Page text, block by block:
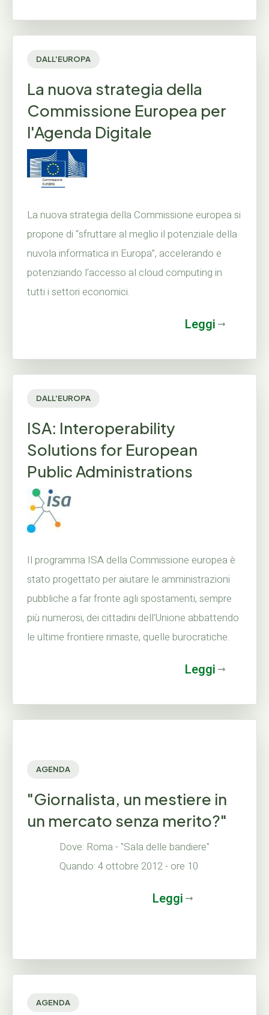
DALL'EUROPA
La nuova strategia della
Commissione Europea per
l'Agenda Digitale
La nuova strategia della Commissione europea si
propone di “sfruttare al meglio il potenziale della
nuvola informatica in Europa”, accelerando e
potenziando l'accesso al cloud computing in
tutti i settori economici.
Leggi
DALL'EUROPA
ISA: Interoperability
Solutions for European
Public Administrations
Il programma ISA della Commissione europea è
stato progettato per aiutare le amministrazioni
pubbliche a far fronte agli spostamenti, sempre
più numerosi, dei cittadini dell'Unione abbattendo
le ultime frontiere rimaste, quelle burocratiche.
Leggi
AGENDA
"Giornalista, un mestiere in
un mercato senza merito?"
Dove: Roma - "Sala delle bandiere"
Quando: 4 ottobre 2012 - ore 10
Leggi
AGENDA